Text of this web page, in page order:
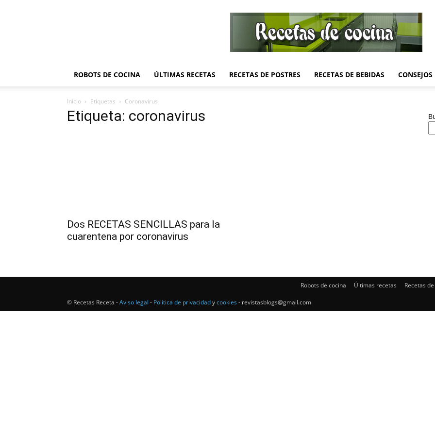
ROBOTS DE COCINA ÚLTIMAS RECETAS RECETAS DE POSTRES RECETAS DE BEBIDAS
Inicio Etiquetas Coronavirus
Etiqueta: coronavirus
Dos RECETAS SENCILLAS para la
cuarentena por coronavirus
Robots de cocina Últimas recetas Recetas
© Recetas Receta -Aviso legal - Política de privacidadycookies - revistasblogs@gmail.com